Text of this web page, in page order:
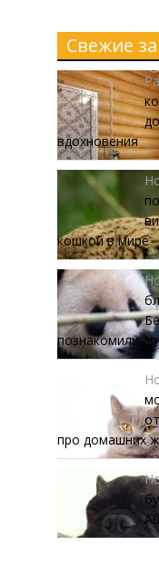
Свежие
вдохновения
кошкой в мире
познакомили
про домашних